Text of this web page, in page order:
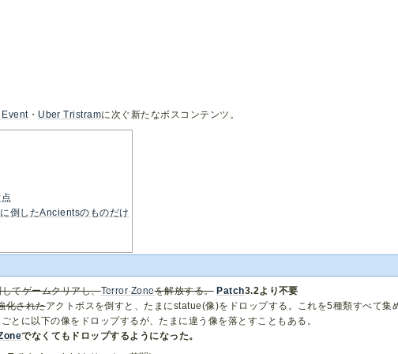
・ Uber Tristramに次ぐ新たなボスコンテンツ。
倒したAncientsのものだけ
てゲームクリアし、Terror Zoneを解放する。 Patch3.2より不要
化されたアクトボスを倒すと、たまにstatue(像)をドロップする。これを5種類すべて集
とに以下の像をドロップするが、たまに違う像を落とすこともある。
でなくてもドロップするようになった。